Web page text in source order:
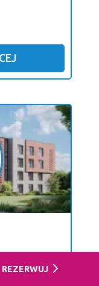
REZERWUJ arrow_forward_ios